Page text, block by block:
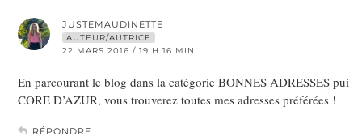
JUSTEMAUDINETTE
AUTEUR/AUTRICE
22 MARS 2016 / 19 H 16 MIN
En parcourant le blog dans la catégorie BONNES ADRESSES pui
CORE D’AZUR, vous trouverez toutes mes adresses préférées !
RÉPONDRE